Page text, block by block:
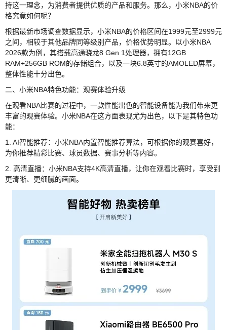
持这一理念，为消费者提供优质的产品和服务。那么，小米NBA的价
格究竟如何呢？
根据最新市场调查数据显示，小米NBA的价格区间在1999元至2999元
之间，相较于其他品牌同等级别产品，价格优势明显。以小米NBA
2026款为例，其搭载高通骁龙8 Gen 1处理器，拥有12GB
RAM+256GB ROM的存储组合，以及一块6.8英寸的AMOLED屏幕，
整体性能十分出色。
二、小米NBA特色功能：观赛体验升级
在观看NBA比赛的过程中，一款性能出色的智能设备能为我们带来更
丰富的观赛体验。小米NBA在这方面表现尤为出色，以下是其特色功
能：
1. AI智能推荐：小米NBA内置智能推荐算法，可根据你的观赛喜好，
为你推荐精彩比赛、球员数据、赛事分析等内容。
2. 高清直播：小米NBA支持4K高清直播，让你在观看比赛时，享受到
更清晰、更细腻的画面。